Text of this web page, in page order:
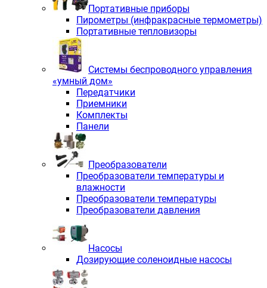
Портативные приборы
Пирометры (инфракрасные термометры)
Портативные тепловизоры
Системы беспроводного управления
«умный дом»
Передатчики
Приемники
Комплекты
Панели
Преобразователи
Преобразователи температуры и
влажности
Преобразователи температуры
Преобразователи давления
Насосы
Дозирующие соленоидные насосы